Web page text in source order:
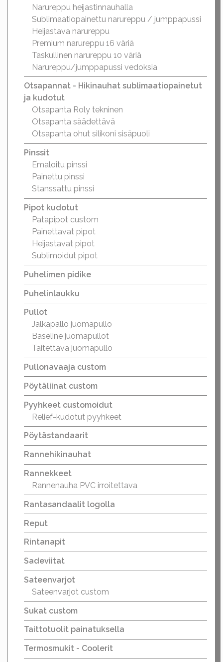
Narureppu heijastinnauhalla
Sublimaatiopainettu narureppu / jumppapussi
Heijastava narureppu
Premium narureppu 16 väriä
Taskullinen narureppu 10 väriä
Narureppu/jumppapussi vedoksia
Otsapannat - Hikinauhat sublimaatiopainetut
ja kudotut
Otsapanta Roly tekninen
Otsapanta säädettävä
Otsapanta ohut silikoni sisäpuoli
Pinssit
Emaloitu pinssi
Painettu pinssi
Stanssattu pinssi
Pipot kudotut
Patapipot custom
Painettavat pipot
Heijastavat pipot
Sublimoidut pipot
Puhelimen pidike
Puhelinlaukku
Pullot
Jalkapallo juomapullo
Baseline juomapullot
Taitettava juomapullo
Pullonavaaja custom
Pöytäliinat custom
Pyyhkeet customoidut
Relief-kudotut pyyhkeet
Pöytästandaarit
Rannehikinauhat
Rannekkeet
Rannenauha PVC irroitettava
Rantasandaalit logolla
Reput
Rintanapit
Sadeviitat
Sateenvarjot
Sateenvarjot custom
Sukat custom
Taittotuolit painatuksella
Termosmukit - Coolerit